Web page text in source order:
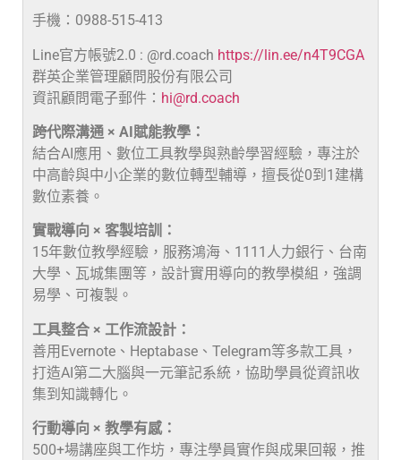
手機：0988-515-413
Line官方帳號2.0 : @rd.coach https://lin.ee/n4T9CGA
群英企業管理顧問股份有限公司
資訊顧問電子郵件： hi@rd.coach
跨代際溝通 × AI賦能教學：
結合AI應用、數位工具教學與熟齡學習經驗，專注於
中高齡與中小企業的數位轉型輔導，擅長從0到1建構
數位素養。
實戰導向 × 客製培訓：
15年數位教學經驗，服務鴻海、1111人力銀行、台南
大學、瓦城集團等，設計實用導向的教學模組，強調
易學、可複製。
工具整合 × 工作流設計：
善用Evernote、Heptabase、Telegram等多款工具，
打造AI第二大腦與一元筆記系統，協助學員從資訊收
集到知識轉化。
行動導向 × 教學有感：
500+場講座與工作坊，專注學員實作與成果回報，推